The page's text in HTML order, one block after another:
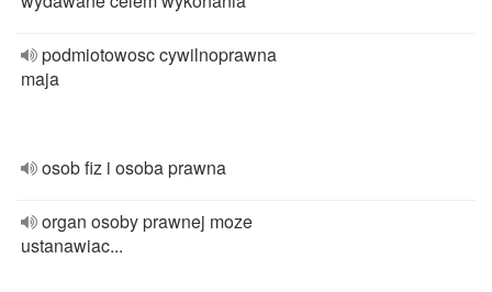
podmiotowosc cywilnoprawna
maja
osob fiz i osoba prawna
organ osoby prawnej moze
ustanawiac...